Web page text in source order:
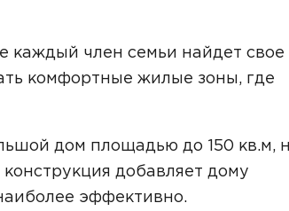
каждый член семьи найдет свое
комфортные жилые зоны, где
дом площадью до 150 кв.м,
добавляет дому
эффективно.
Рассчитать стоимость